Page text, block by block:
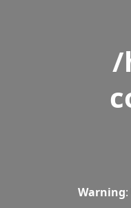
/
Warning